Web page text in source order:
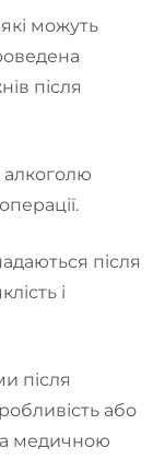
можуть
після
алкоголю
після
і
після
або
медичною